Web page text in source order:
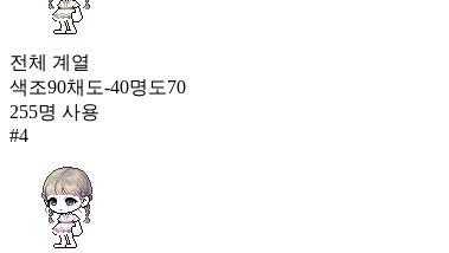
전체 계열
색조90채도-40명도70
255명 사용
#4